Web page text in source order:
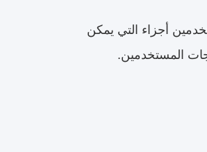
أجزاء التي يمكن
المستخدمين.